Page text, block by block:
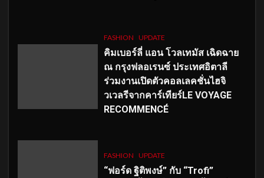
FASHION UPDATE
คิมเบอร์ลี่ แอน โวลเทมัส เฉิดฉาย
ณ กรุงฟลอเรนซ์ ประเทศอิตาลี
ร่วมงานเปิดตัวคอลเลคชั่นไฮจิ
วเวลรีจากคาร์เทียร์LE VOYAGE
RECOMMENCÉ
FASHION UPDATE
“ฟอร์ด ฐิติพงษ์” กับ “Trofi”